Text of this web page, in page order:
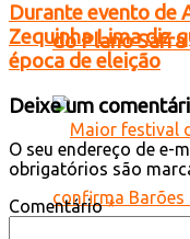
do Plano
Durante evento de
Zequinha Lima diz
época de eleição
Deixe um
O seu endereço de e-
obrigatórios são
Comentário*